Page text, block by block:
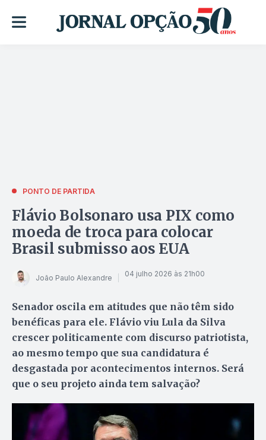
PONTO DE PARTIDA
Flávio Bolsonaro usa PIX como
moeda de troca para colocar
Brasil submisso aos EUA
João Paulo Alexandre 04 julho 2026 às 21h00
Senador oscila em atitudes que não têm sido
benéficas para ele. Flávio viu Lula da Silva
crescer politicamente com discurso patriotista,
ao mesmo tempo que sua candidatura é
desgastada por acontecimentos internos. Será
que o seu projeto ainda tem salvação?